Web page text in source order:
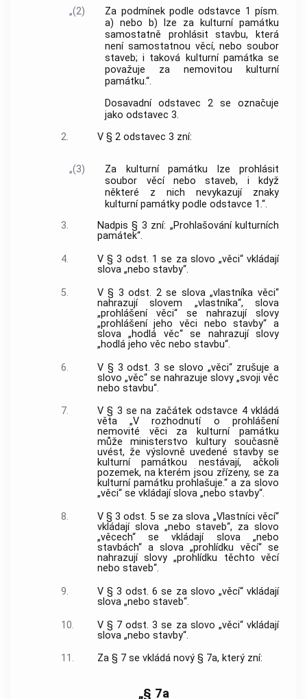
„(2)
Za podmínek podle odstavce 1 písm.
a) nebo b) lze za kulturní památku
samostatně prohlásit stavbu, která
není samostatnou věcí, nebo soubor
staveb; i taková kulturní památka se
považuje za nemovitou kulturní
památku.“.
Dosavadní odstavec 2 se označuje
jako odstavec 3.
2.
V § 2 odstavec 3 zní:
„(3)
Za kulturní památku lze prohlásit
soubor věcí nebo staveb, i když
některé z nich nevykazují znaky
kulturní památky podle odstavce 1.“.
3.
Nadpis § 3 zní: „Prohlašování kulturních
památek“.
4.
V § 3 odst. 1 se za slovo „věci“ vkládají
slova „nebo stavby“.
5.
V § 3 odst. 2 se slova „vlastníka věci“
nahrazují slovem „vlastníka“, slova
„prohlášení věci“ se nahrazují slovy
„prohlášení jeho věci nebo stavby“ a
slova „hodlá věc“ se nahrazují slovy
„hodlá jeho věc nebo stavbu“.
6.
V § 3 odst. 3 se slovo „věci“ zrušuje a
slovo „věc“ se nahrazuje slovy „svoji věc
nebo stavbu“.
7.
V § 3 se na začátek odstavce 4 vkládá
věta „V rozhodnutí o prohlášení
nemovité věci za kulturní památku
může ministerstvo kultury současně
uvést, že výslovně uvedené stavby se
kulturní památkou nestávají, ačkoli
pozemek, na kterém jsou zřízeny, se za
kulturní památku prohlašuje.“ a za slovo
„věci“ se vkládají slova „nebo stavby“.
8.
V § 3 odst. 5 se za slova „Vlastníci věcí“
vkládají slova „nebo staveb“, za slovo
„věcech“ se vkládají slova „nebo
stavbách“ a slova „prohlídku věcí“ se
nahrazují slovy „prohlídku těchto věcí
nebo staveb“.
9.
V § 3 odst. 6 se za slovo „věcí“ vkládají
slova „nebo staveb“.
10.
V § 7 odst. 3 se za slovo „věci“ vkládají
slova „nebo stavby“.
11.
Za § 7 se vkládá nový § 7a, který zní:
„§ 7a